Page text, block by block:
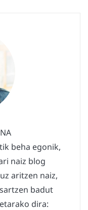
beha egonik,
naiz blog
aritzen naiz,
badut
dira: